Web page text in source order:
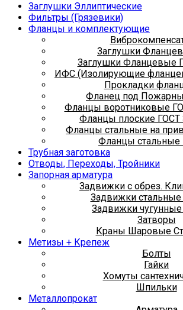
Заглушки Эллиптические
Фильтры (Грязевики)
Фланцы и комплектующие
Заглушки
Заглушки Фланцевые
ИФС (Изолирующие
Прокладки
Фланец под
Фланцы воротниковые
Фланцы плоские ГОСТ
Фланцы стальные на
Фланцы стальные
Трубная заготовка
Отводы, Переходы, Тройники
Запорная арматура
Задвижки с обрез.
Задвижки
Задвижки
Затворы
Краны Шаровые
Метизы + Крепеж
Болты
Гайки
Хомуты
Шпильки
Металлопрокат